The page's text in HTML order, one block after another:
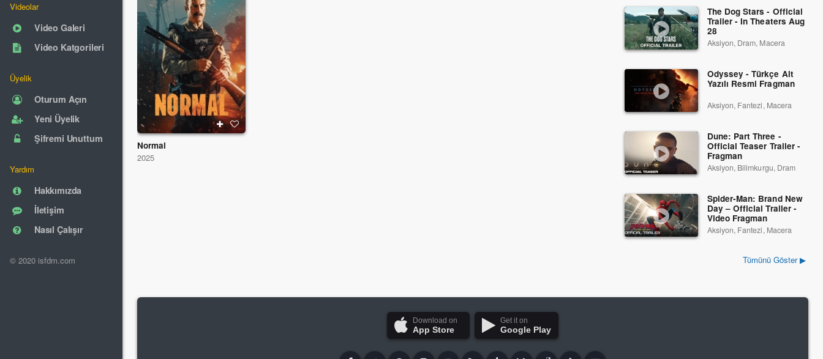
Videolar
Video Galeri
Video Katgorileri
Üyelik
Oturum Açın
Yeni Üyelik
Şifremi Unuttum
Yardım
Hakkımızda
İletişim
Nasıl Çalışır
© 2020 isfdm.com
Normal
2025
The Dog Stars - Official
Trailer - In Theaters Aug
28
Aksiyon, Dram, Macera
Odyssey - Türkçe Alt
Yazılı Resmi Fragman
Aksiyon, Fantezi, Macera
Dune: Part Three -
Official Teaser Trailer -
Fragman
Aksiyon, Bilimkurgu, Dram
Spider-Man: Brand New
Day – Official Trailer -
Video Fragman
Aksiyon, Fantezi, Macera
Tümünü Göster ▶
Download on
App Store
Get it on
Google Play